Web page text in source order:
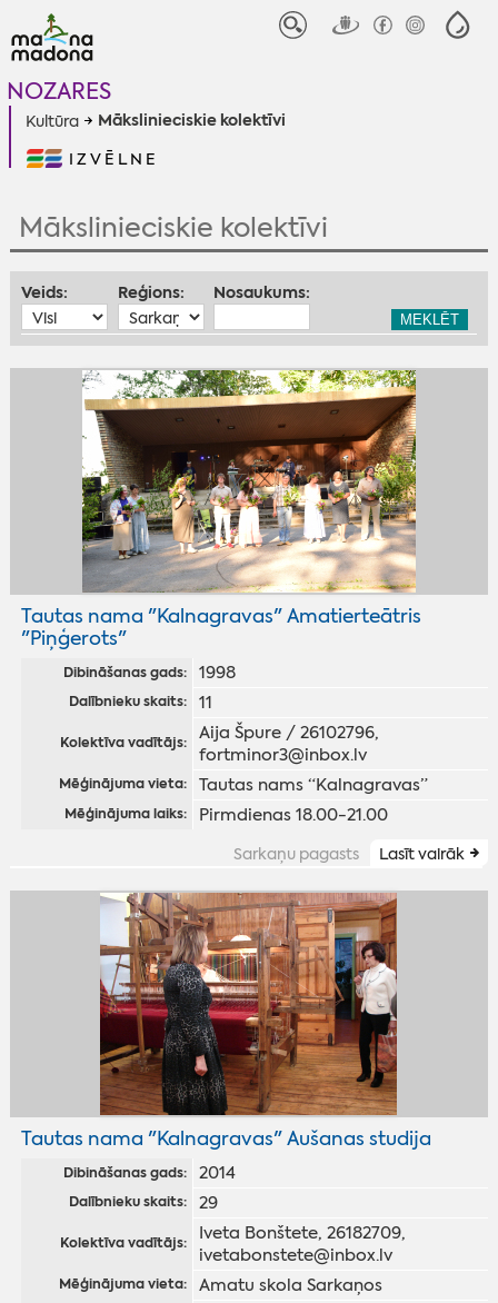
NOZARES
Kultūra Mākslinieciskie kolektīvi
IZVĒLNE
Mākslinieciskie kolektīvi
Veids: Reģions: Nosaukums:
MEKLĒT
Tautas nama "Kalnagravas" Amatierteātris
"Piņģerots"
Dibināšanas gads: 1998
Dalībnieku skaits: 11
Kolektīva vadītājs:
Aija Špure / 26102796,
fortminor3@inbox.lv
Mēģinājuma vieta: Tautas nams “Kalnagravas”
Mēģinājuma laiks: Pirmdienas 18.00-21.00
Sarkaņu pagasts Lasīt vairāk
Tautas nama "Kalnagravas" Aušanas studija
Dibināšanas gads: 2014
Dalībnieku skaits: 29
Kolektīva vadītājs:
Iveta Bonštete, 26182709,
ivetabonstete@inbox.lv
Mēģinājuma vieta: Amatu skola Sarkaņos